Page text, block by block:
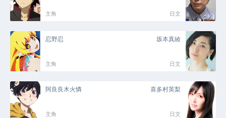
主角 日文
忍野忍 坂本真綾
主角 日文
阿良良木火憐 喜多村英梨
主角 日文